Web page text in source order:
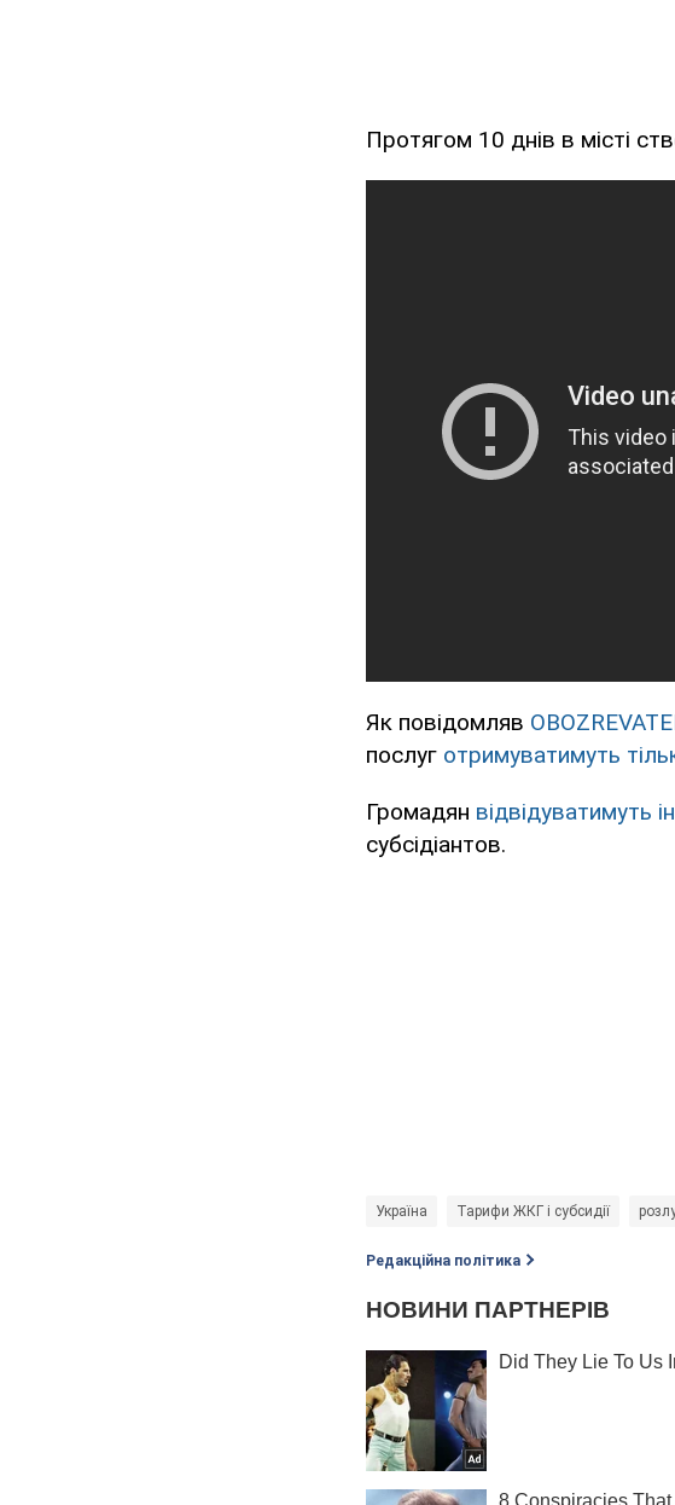
Протягом 10 днів в місті
Як повідомляв
послуг отримуватимуть
Громадян відвідуватимуть
субсідіантов.
Україна Тарифи ЖКГ і субсидії
Редакційна політика